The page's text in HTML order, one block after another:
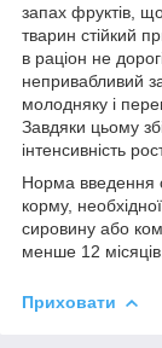
запах фруктів,
тварин стійкий
в раціон не
непривабливий
молодняку і
Завдяки цьому
інтенсивність
Норма введення
корму,
сировину або
менше 12 місяців.
Приховати